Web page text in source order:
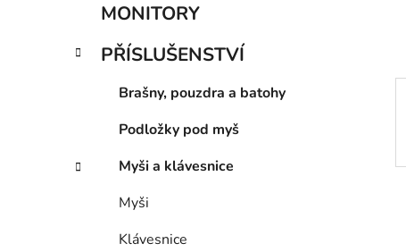
a
n
MONITORY
PŘÍSLUŠENSTVÍ
Brašny, pouzdra a batohy
Podložky pod myš
Myši a klávesnice
Myši
Klávesnice